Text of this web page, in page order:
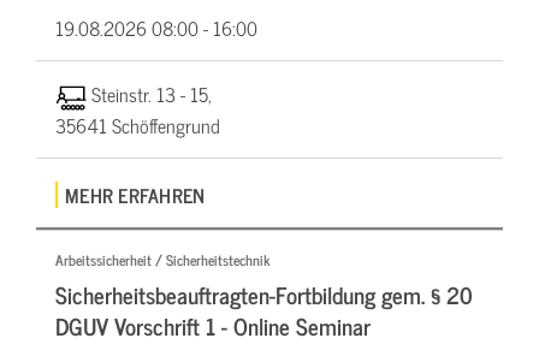
19.08.202608:00 - 16:00
Steinstr. 13 - 15,
35641 Schöffengrund
MEHR ERFAHREN
Arbeitssicherheit / Sicherheitstechnik
Sicherheitsbeauftragten-Fortbildung gem. § 20
DGUV Vorschrift 1 - Online Seminar